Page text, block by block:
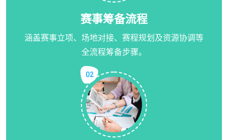
赛事筹备流程
涵盖赛事立项、场地对接、赛程规划及资源协调等
全流程筹备步骤。
02